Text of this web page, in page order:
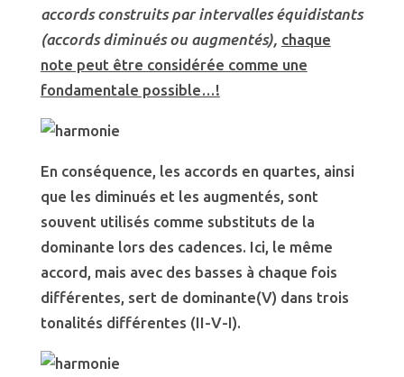
accords construits par intervalles équidistants
(accords diminués ou augmentés), chaque
note peut être considérée comme une
fondamentale possible…!
En conséquence, les accords en quartes, ainsi
que les diminués et les augmentés, sont
souvent utilisés comme substituts de la
dominante lors des cadences. Ici, le même
accord, mais avec des basses à chaque fois
différentes, sert de dominante(V) dans trois
tonalités différentes (II-V-I).